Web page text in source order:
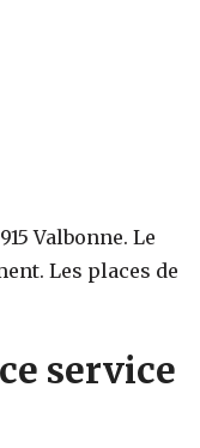
Valbonne. Le
Les places de
service